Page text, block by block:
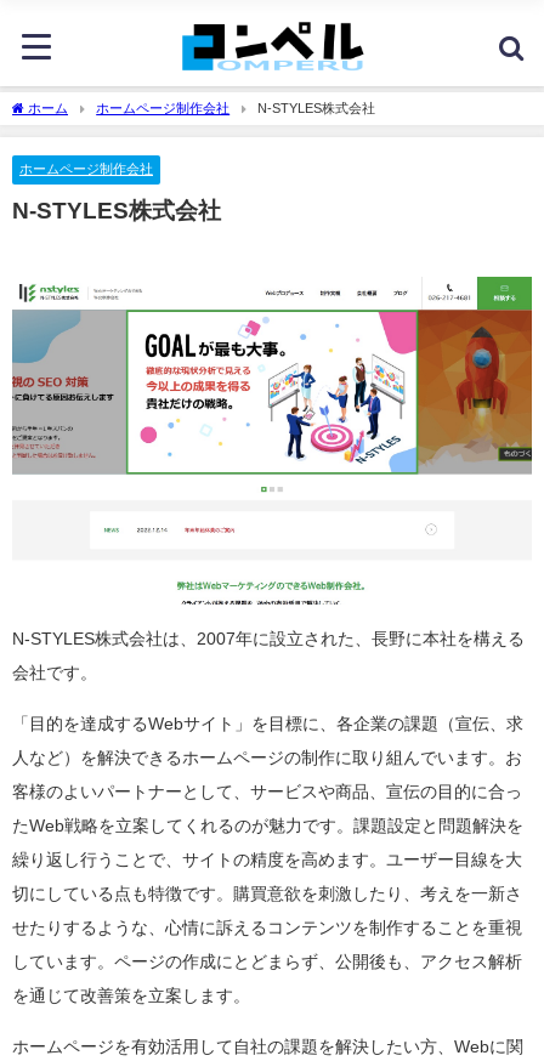
ホーム ホームページ制作会社 N-STYLES株式会社
ホームページ制作会社
N-STYLES株式会社
N-STYLES株式会社は、2007年に設立された、長野に本社を構える
会社です。
「目的を達成するWebサイト」を目標に、各企業の課題（宣伝、求
人など）を解決できるホームページの制作に取り組んでいます。お
客様のよいパートナーとして、サービスや商品、宣伝の目的に合っ
たWeb戦略を立案してくれるのが魅力です。課題設定と問題解決を
繰り返し行うことで、サイトの精度を高めます。ユーザー目線を大
切にしている点も特徴です。購買意欲を刺激したり、考えを一新さ
せたりするような、心情に訴えるコンテンツを制作することを重視
しています。ページの作成にとどまらず、公開後も、アクセス解析
を通じて改善策を立案します。
ホームページを有効活用して自社の課題を解決したい方、Webに関